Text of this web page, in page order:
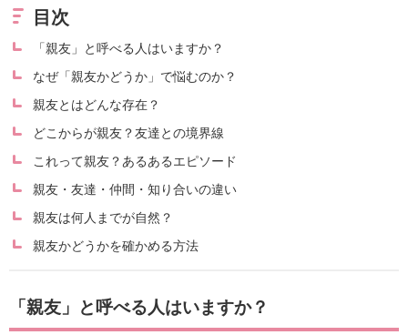
目次
「親友」と呼べる人はいますか？
なぜ「親友かどうか」で悩むのか？
親友とはどんな存在？
どこからが親友？友達との境界線
これって親友？あるあるエピソード
親友・友達・仲間・知り合いの違い
親友は何人までが自然？
親友かどうかを確かめる方法
「親友」と呼べる人はいますか？